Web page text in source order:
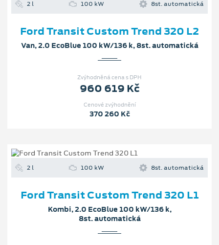
2 l 100 kW 8st. automatická
Ford Transit Custom Trend 320 L2
Van, 2.0 EcoBlue 100 kW/136 k, 8st. automatická
Zvýhodněná cena s DPH
960 619 Kč
Cenové zvýhodnění
370 260 Kč
2 l 100 kW 8st. automatická
Ford Transit Custom Trend 320 L1
Kombi, 2.0 EcoBlue 100 kW/136 k,
8st. automatická